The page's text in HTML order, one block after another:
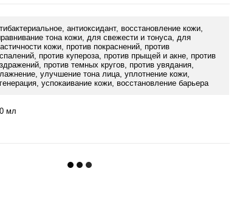
антиоксидант, восстановление кожи,
тона кожи, для свежести и тонуса, для
кожи, против покраснений, против
против купероза, против прыщей и акне, против
против темных кругов, против увядания,
улучшение тона лица, уплотнение кожи,
успокаивание кожи, восстановление барьера
мл